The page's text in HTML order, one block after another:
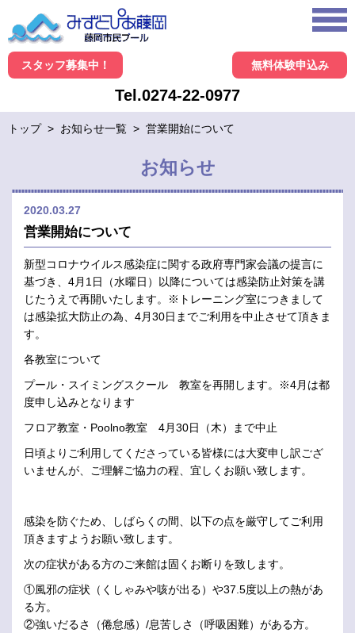
スタッフ募集中！ 無料体験申込み
Tel.0274-22-0977
トップ > お知らせ一覧 > 営業開始について
お知らせ
2020.03.27
営業開始について
新型コロナウイルス感染症に関する政府専門家会議の提言に
基づき、4月1日（水曜日）以降については感染防止対策を講
じたうえで再開いたします。※トレーニング室につきまして
は感染拡大防止の為、4月30日までご利用を中止させて頂きま
す。
各教室について
プール・スイミングスクール 教室を再開します。※4月は都
度申し込みとなります
フロア教室・Poolno教室 4月30日（木）まで中止
日頃よりご利用してくださっている皆様には大変申し訳ござ
いませんが、ご理解ご協力の程、宜しくお願い致します。
感染を防ぐため、しばらくの間、以下の点を厳守してご利用
頂きますようお願い致します。
次の症状がある方のご来館は固くお断りを致します。
①風邪の症状（くしゃみや咳が出る）や37.5度以上の熱があ
る方。
②強いだるさ（倦怠感）/息苦しさ（呼吸困難）がある方。